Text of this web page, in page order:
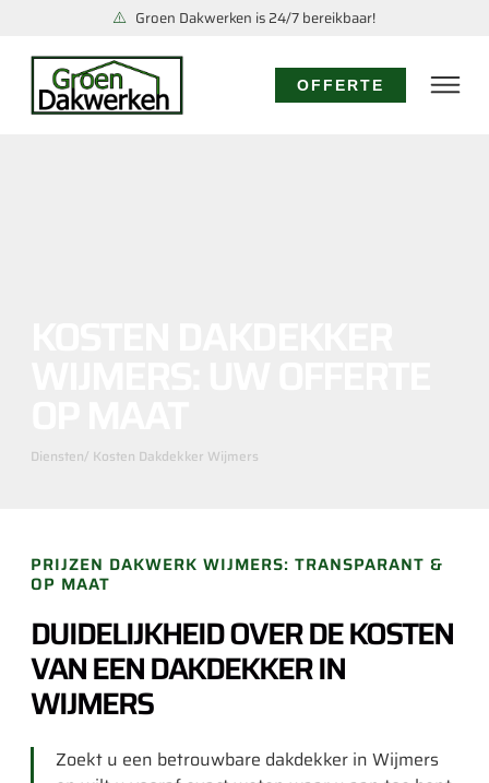
Groen Dakwerken is 24/7 bereikbaar!
OFFERTE
Diensten/ Kosten Dakdekker Wijmers
PRIJZEN DAKWERK WIJMERS: TRANSPARANT &
OP MAAT
DUIDELIJKHEID OVER DE KOSTEN
VAN EEN DAKDEKKER IN
WIJMERS
Zoekt u een betrouwbare dakdekker in Wijmers